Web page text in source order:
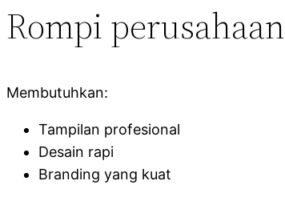
Rompi perusahaan
Membutuhkan:
Tampilan profesional
Desain rapi
Branding yang kuat